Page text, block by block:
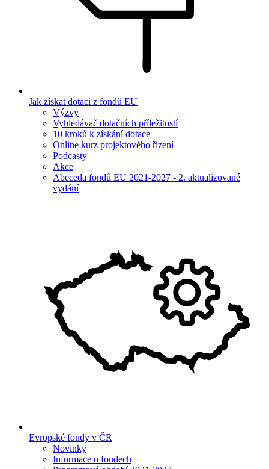
Jak získat dotaci z fondů EU
Výzvy
Vyhledávač dotačních příležitostí
10 kroků k získání dotace
Online kurz projektového řízení
Podcasty
Akce
Abeceda fondů EU 2021-2027 - 2. aktualizované
vydání
Evropské fondy v ČR
Novinky
Informace o fondech